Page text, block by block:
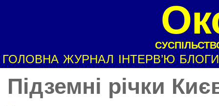
ГОЛОВНА ЖУРНАЛ ІНТЕРВ’Ю БЛОГИ
Підземні річки